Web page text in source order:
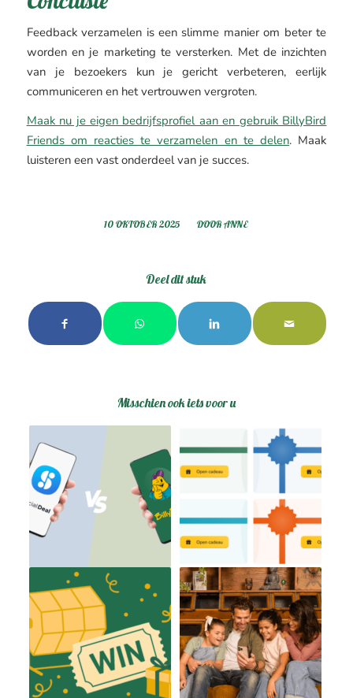
Feedback verzamelen is een slimme manier om beter te
worden en je marketing te versterken. Met de inzichten
van je bezoekers kun je gericht verbeteren, eerlijk
communiceren en het vertrouwen vergroten.
Maak nu je eigen bedrijfsprofiel aan en gebruik BillyBird
Friends om reacties te verzamelen en te delen. Maak
luisteren een vast onderdeel van je succes.
10 OKTOBER 2025
/ DOORANNE
Deel dit stuk
Misschien ook iets voor u